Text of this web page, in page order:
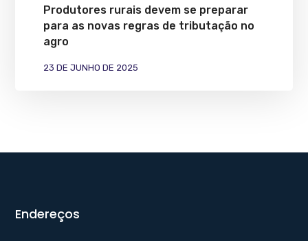
Produtores rurais devem se preparar
para as novas regras de tributação no
agro
23 DE JUNHO DE 2025
Endereços